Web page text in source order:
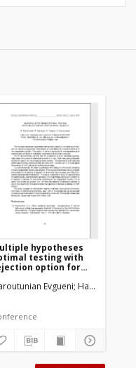
hypotheses
testing with
option for
Evgueni Hakobyan